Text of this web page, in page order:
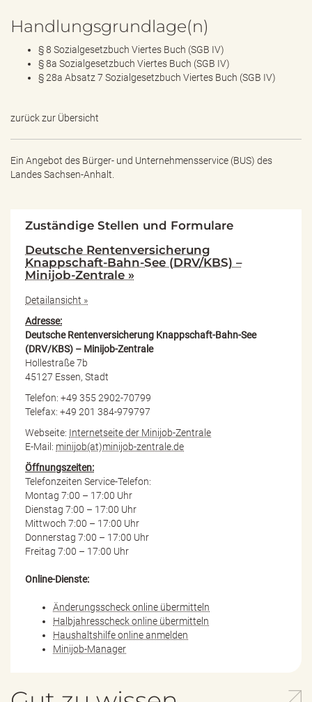
Handlungsgrundlage(n)
§ 8 Sozialgesetzbuch Viertes Buch (SGB IV)
§ 8a Sozialgesetzbuch Viertes Buch (SGB IV)
§ 28a Absatz 7 Sozialgesetzbuch Viertes Buch (SGB IV)
zurück zur Übersicht
Ein Angebot des Bürger- und Unternehmensservice (BUS) des
Landes Sachsen-Anhalt.
Zuständige Stellen und Formulare
Deutsche Rentenversicherung
Knappschaft-Bahn-See (DRV/KBS) –
Minijob-Zentrale »
Detailansicht »
Adresse:
Deutsche Rentenversicherung Knappschaft-Bahn-See
(DRV/KBS) – Minijob-Zentrale
Hollestraße 7b
45127 Essen, Stadt
Telefon: +49 355 2902-70799
Telefax: +49 201 384-979797
Webseite: Internetseite der Minijob-Zentrale
E-Mail: minijob(at)minijob-zentrale.de
Öffnungszeiten:
Telefonzeiten Service-Telefon:
Montag 7:00 – 17:00 Uhr
Dienstag 7:00 – 17:00 Uhr
Mittwoch 7:00 – 17:00 Uhr
Donnerstag 7:00 – 17:00 Uhr
Freitag 7:00 – 17:00 Uhr
Online-Dienste:
Änderungsscheck online übermitteln
Halbjahresscheck online übermitteln
Haushaltshilfe online anmelden
Minijob-Manager